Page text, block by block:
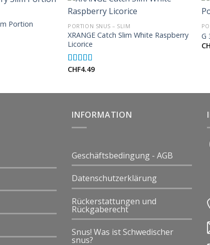
Portion PORTION SNUS – SLIM
XRANGE Catch Slim White Raspberry
Licorice
Rated5.00
CHF4.49
G
INFORMATION
Geschäftsbedingung - AGB
Datenschutzerklärung
Rückerstattungen und
Rückgaberecht
Snus! Was ist Schwedischer
snus?